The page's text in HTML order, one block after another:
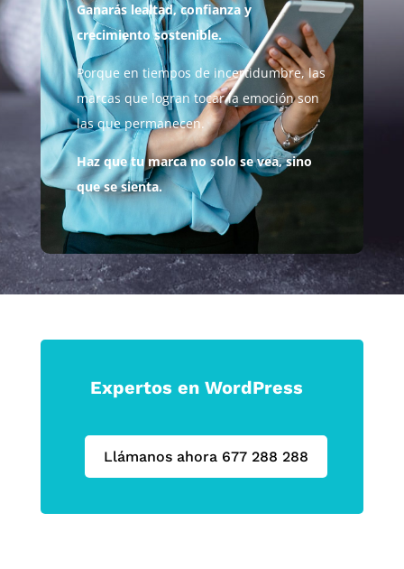
Ganarás lealtad, confianza y
crecimiento sostenible.
Porque en tiempos de incertidumbre, las
marcas que logran tocar la emoción son
las que permanecen.
Haz que tu marca no solo se vea, sino
que se sienta.
Expertos en WordPress
Llámanos ahora 677 288 288